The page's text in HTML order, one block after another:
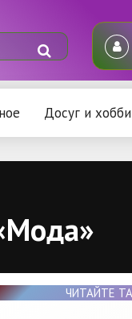
Досуг и хобби
ЧИТАЙТЕ